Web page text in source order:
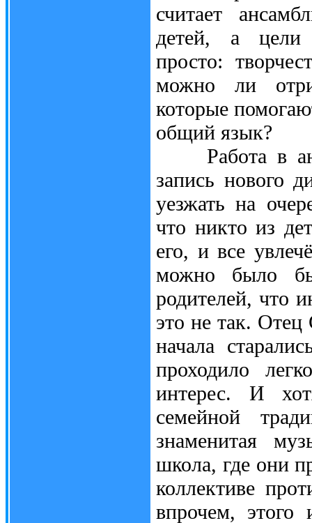
считает
детей, а цели
просто:
можно ли
которые
общий язык?
Работа в
запись нового
уезжать на
что никто из
его, и все
можно было бы
родителей, что
это не так.
начала
проходило
интерес. И
семейной
знаменитая
школа, где они
коллективе
впрочем,